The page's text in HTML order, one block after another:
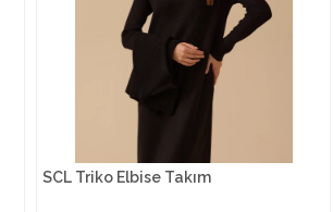
SCL Triko Elbise Takım